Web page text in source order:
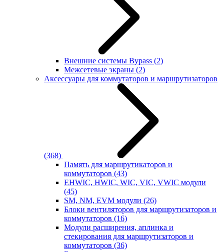
Внешние системы Bypass (2)
Межсетевые экраны (2)
Аксессуары для коммутаторов и маршрутизаторов
(368)
Память для маршрутикаторов и
коммутаторов (43)
EHWIC, HWIC, WIC, VIC, VWIC модули
(45)
SM, NM, EVM модули (26)
Блоки вентиляторов для маршрутизаторов и
коммутаторов (16)
Модули расширения, аплинка и
стекирования для маршрутизаторов и
коммутаторов (36)